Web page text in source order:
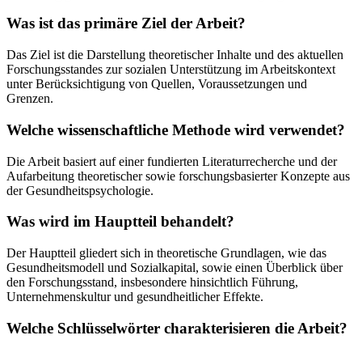
Was ist das primäre Ziel der Arbeit?
Das Ziel ist die Darstellung theoretischer Inhalte und des aktuellen
Forschungsstandes zur sozialen Unterstützung im Arbeitskontext
unter Berücksichtigung von Quellen, Voraussetzungen und
Grenzen.
Welche wissenschaftliche Methode wird verwendet?
Die Arbeit basiert auf einer fundierten Literaturrecherche und der
Aufarbeitung theoretischer sowie forschungsbasierter Konzepte aus
der Gesundheitspsychologie.
Was wird im Hauptteil behandelt?
Der Hauptteil gliedert sich in theoretische Grundlagen, wie das
Gesundheitsmodell und Sozialkapital, sowie einen Überblick über
den Forschungsstand, insbesondere hinsichtlich Führung,
Unternehmenskultur und gesundheitlicher Effekte.
Welche Schlüsselwörter charakterisieren die Arbeit?